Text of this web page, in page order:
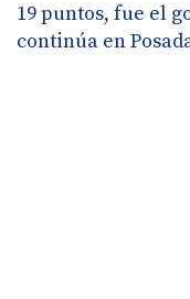
19 puntos, fue el
continúa en